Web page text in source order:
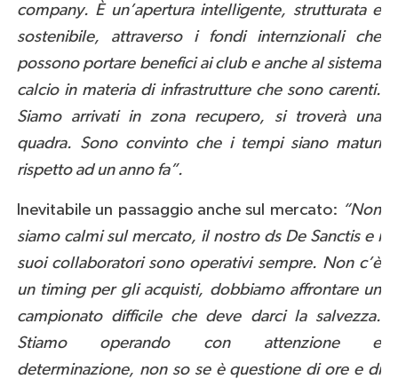
company. È un’apertura intelligente, strutturata e
sostenibile, attraverso i fondi internzionali che
possono portare benefici ai club e anche al sistema
calcio in materia di infrastrutture che sono carenti.
Siamo arrivati in zona recupero, si troverà una
quadra. Sono convinto che i tempi siano maturi
rispetto ad un anno fa”.
Inevitabile un passaggio anche sul mercato: “Non
siamo calmi sul mercato, il nostro ds De Sanctis e i
suoi collaboratori sono operativi sempre. Non c’è
un timing per gli acquisti, dobbiamo affrontare un
campionato difficile che deve darci la salvezza.
Stiamo operando con attenzione e
determinazione, non so se è questione di ore e di